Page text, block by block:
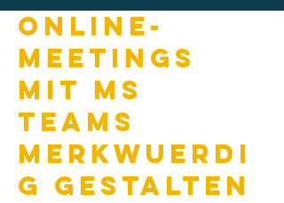
Online-
Meetings
mit MS
Teams
MERKwuerdi
g gestalten